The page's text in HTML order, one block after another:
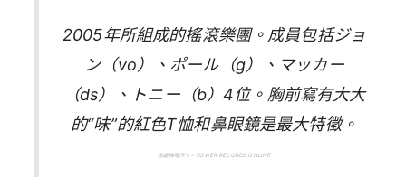
2005年所組成的搖滾樂團。成員包括ジョ
ン（vo）、ポール（g）、マッカー
（ds）、トニー（b）4位。胸前寫有大大
的“味”的紅色T恤和鼻眼鏡是最大特徵。
出處味噌汁’s – TOWER RECORDS ONLINE